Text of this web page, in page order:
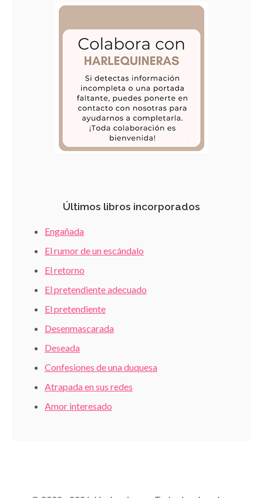
Últimos libros incorporados
Engañada
El rumor de un escándalo
El retorno
El pretendiente adecuado
El pretendiente
Desenmascarada
Deseada
Confesiones de una duquesa
Atrapada en sus redes
Amor interesado